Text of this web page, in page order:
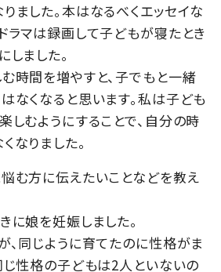
ました。本はなるべくエッセイな
ラマは録画して子どもが寝たとき
しました。
時間を増やすと、子でもと一緒
なくなると思います。私は子ども
しむようにすることで、自分の時
なりました。
む方に伝えたいことなどを教え
娘を妊娠しました。
、同じように育てたのに性格がま
じ性格の子どもは2人といないの